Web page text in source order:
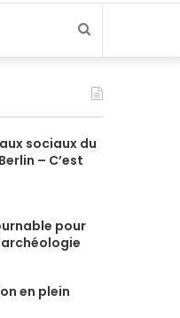
sociaux du
– C’est
pour
en plein